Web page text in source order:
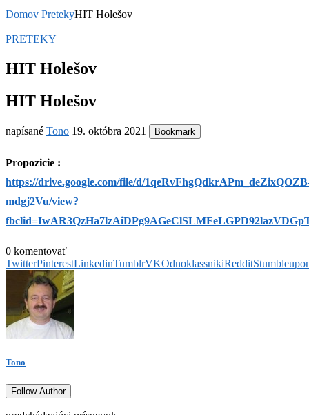
Domov PretekyHIT Holešov
PRETEKY
HIT Holešov
HIT Holešov
napísané Tono 19. októbra 2021 Bookmark
Propozicie :
https://drive.google.com/file/d/
mdgj2Vu/view?
0 komentovať
TwitterPinterestLinkedinTumblrVKOdnoklassnikiReddit
Tono
Follow Author